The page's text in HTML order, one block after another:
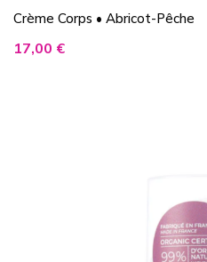
Crème Corps • Abricot-Pêche
Prix
17,00 €